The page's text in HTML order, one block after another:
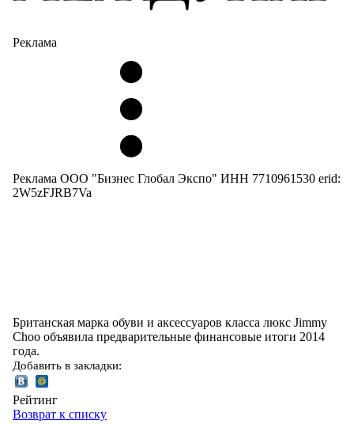
Реклама
Реклама ООО "Бизнес Глобал Экспо" ИНН 7710961530 erid:
2W5zFJRB7Va
Британская марка обуви и аксессуаров класса люкс Jimmy
Choo объявила предварительные финансовые итоги 2014
года.
Добавить в закладки:
Рейтинг
Возврат к списку